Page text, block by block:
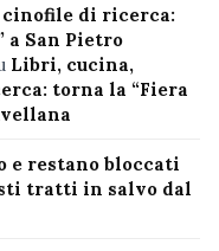
di ricerca:
a San Pietro
Libri, cucina,
torna la “Fiera
e restano bloccati
tratti in salvo dal